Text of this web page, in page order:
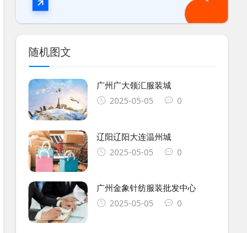
随机图文
广州广大领汇服装城
2025-05-05
0
辽阳辽阳大连温州城
2025-05-05
0
广州金象针纺服装批发中心
2025-05-05
0